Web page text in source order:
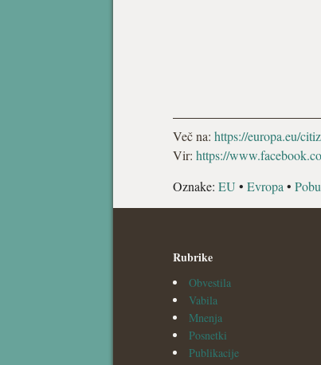
Več na: https://europa.eu/
Vir: https://
Oznake: EU • Evropa •
Rubrike
Obvestila
Vabila
Mnenja
Posnetki
Publikacije